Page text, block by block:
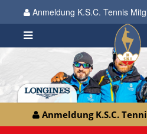
Anmeldung K.S.C. Tennis
Anmeldung K.S.C.